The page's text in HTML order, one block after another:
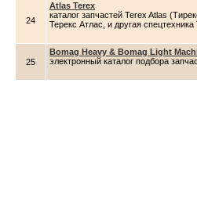
24
Atlas Terex
каталог запчастей Terex Atlas
Терекс Атлас, и другая спецтехника
25
Bomag Heavy & Bomag Light
электронный каталог подбора